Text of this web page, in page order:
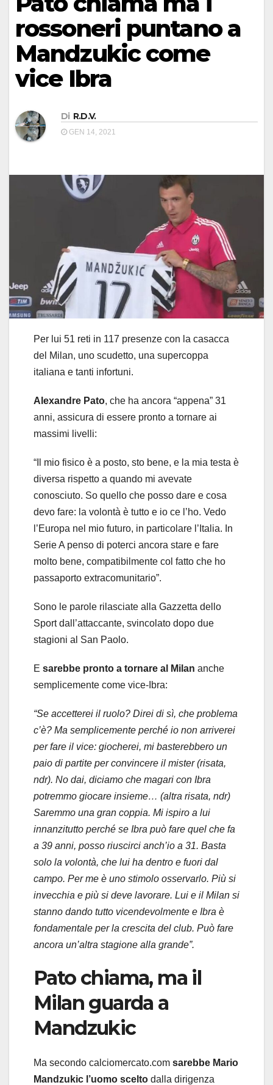
rossoneri puntano a
Mandzukic come
vice Ibra
Di R.D.V.
GEN 14, 2021
Per lui 51 reti in 117 presenze con la casacca
del Milan, uno scudetto, una supercoppa
italiana e tanti infortuni.
Alexandre Pato, che ha ancora “appena” 31
anni, assicura di essere pronto a tornare ai
massimi livelli:
“Il mio fisico è a posto, sto bene, e la mia testa è
diversa rispetto a quando mi avevate
conosciuto. So quello che posso dare e cosa
devo fare: la volontà è tutto e io ce l’ho. Vedo
l’Europa nel mio futuro, in particolare l’Italia. In
Serie A penso di poterci ancora stare e fare
molto bene, compatibilmente col fatto che ho
passaporto extracomunitario”.
Sono le parole rilasciate alla Gazzetta dello
Sport dall’attaccante, svincolato dopo due
stagioni al San Paolo.
E sarebbe pronto a tornare al Milan anche
semplicemente come vice-Ibra:
“Se accetterei il ruolo? Direi di sì, che problema
c’è? Ma semplicemente perché io non arriverei
per fare il vice: giocherei, mi basterebbero un
paio di partite per convincere il mister (risata,
ndr). No dai, diciamo che magari con Ibra
potremmo giocare insieme… (altra risata, ndr)
Saremmo una gran coppia. Mi ispiro a lui
innanzitutto perché se Ibra può fare quel che fa
a 39 anni, posso riuscirci anch’io a 31. Basta
solo la volontà, che lui ha dentro e fuori dal
campo. Per me è uno stimolo osservarlo. Più si
invecchia e più si deve lavorare. Lui e il Milan si
stanno dando tutto vicendevolmente e Ibra è
fondamentale per la crescita del club. Può fare
ancora un’altra stagione alla grande”.
Pato chiama, ma il
Milan guarda a
Mandzukic
Ma secondo calciomercato.com sarebbe Mario
Mandzukic l’uomo scelto dalla dirigenza